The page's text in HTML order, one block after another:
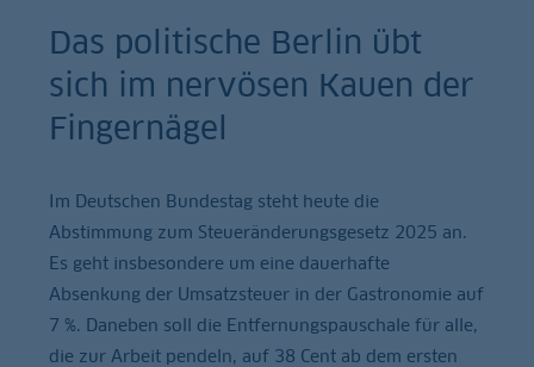
Das politische Berlin übt
sich im nervösen Kauen der
Fingernägel
Im Deutschen Bundestag steht heute die
Abstimmung zum Steueränderungsgesetz 2025 an.
Es geht insbesondere um eine dauerhafte
Absenkung der Umsatzsteuer in der Gastronomie auf
7 %. Daneben soll die Entfernungspauschale für alle,
die zur Arbeit pendeln, auf 38 Cent ab dem ersten